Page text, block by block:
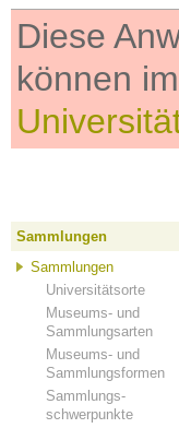
Diese
können im
Sammlungen
Sammlungen
Universitätsorte
Museums- und
Sammlungsarten
Museums- und
Sammlungsformen
Sammlungs-
schwerpunkte